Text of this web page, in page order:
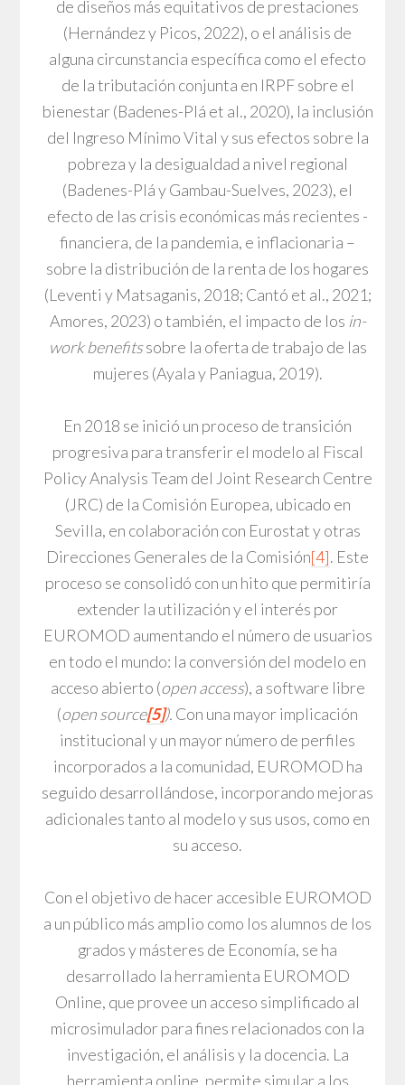
de diseños más equitativos de prestaciones
(Hernández y Picos, 2022), o el análisis de
alguna circunstancia específica como el efecto
de la tributación conjunta en IRPF sobre el
bienestar (Badenes-Plá et al., 2020), la inclusión
del Ingreso Mínimo Vital y sus efectos sobre la
pobreza y la desigualdad a nivel regional
(Badenes-Plá y Gambau-Suelves, 2023), el
efecto de las crisis económicas más recientes -
financiera, de la pandemia, e inflacionaria –
sobre la distribución de la renta de los hogares
(Leventi y Matsaganis, 2018; Cantó et al., 2021;
Amores, 2023) o también, el impacto de los in-
work benefitssobre la oferta de trabajo de las
mujeres (Ayala y Paniagua, 2019).
En 2018 se inició un proceso de transición
progresiva para transferir el modelo al Fiscal
Policy Analysis Team del Joint Research Centre
(JRC) de la Comisión Europea, ubicado en
Sevilla, en colaboración con Eurostat y otras
Direcciones Generales de la Comisión[4]. Este
proceso se consolidó con un hito que permitiría
extender la utilización y el interés por
EUROMOD aumentando el número de usuarios
en todo el mundo: la conversión del modelo en
acceso abierto (open access), a software libre
(open source[5]). Con una mayor implicación
institucional y un mayor número de perfiles
incorporados a la comunidad, EUROMOD ha
seguido desarrollándose, incorporando mejoras
adicionales tanto al modelo y sus usos, como en
su acceso.
Con el objetivo de hacer accesible EUROMOD
a un público más amplio como los alumnos de los
grados y másteres de Economía, se ha
desarrollado la herramienta EUROMOD
Online, que provee un acceso simplificado al
microsimulador para fines relacionados con la
investigación, el análisis y la docencia. La
herramienta online, permite simular a los